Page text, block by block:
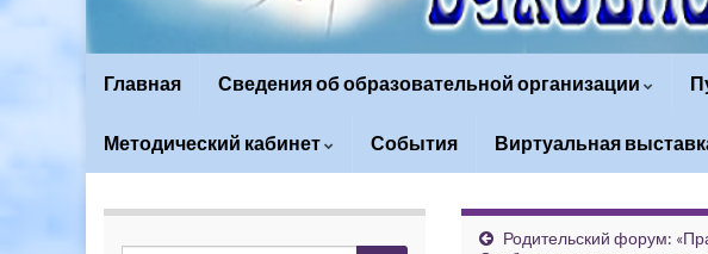
Главная Сведения об образовательной организации
Методический кабинет События Виртуальная
Родительский форум: